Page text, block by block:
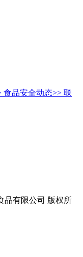
食品安全动态>> 联
品有限公司 版权所